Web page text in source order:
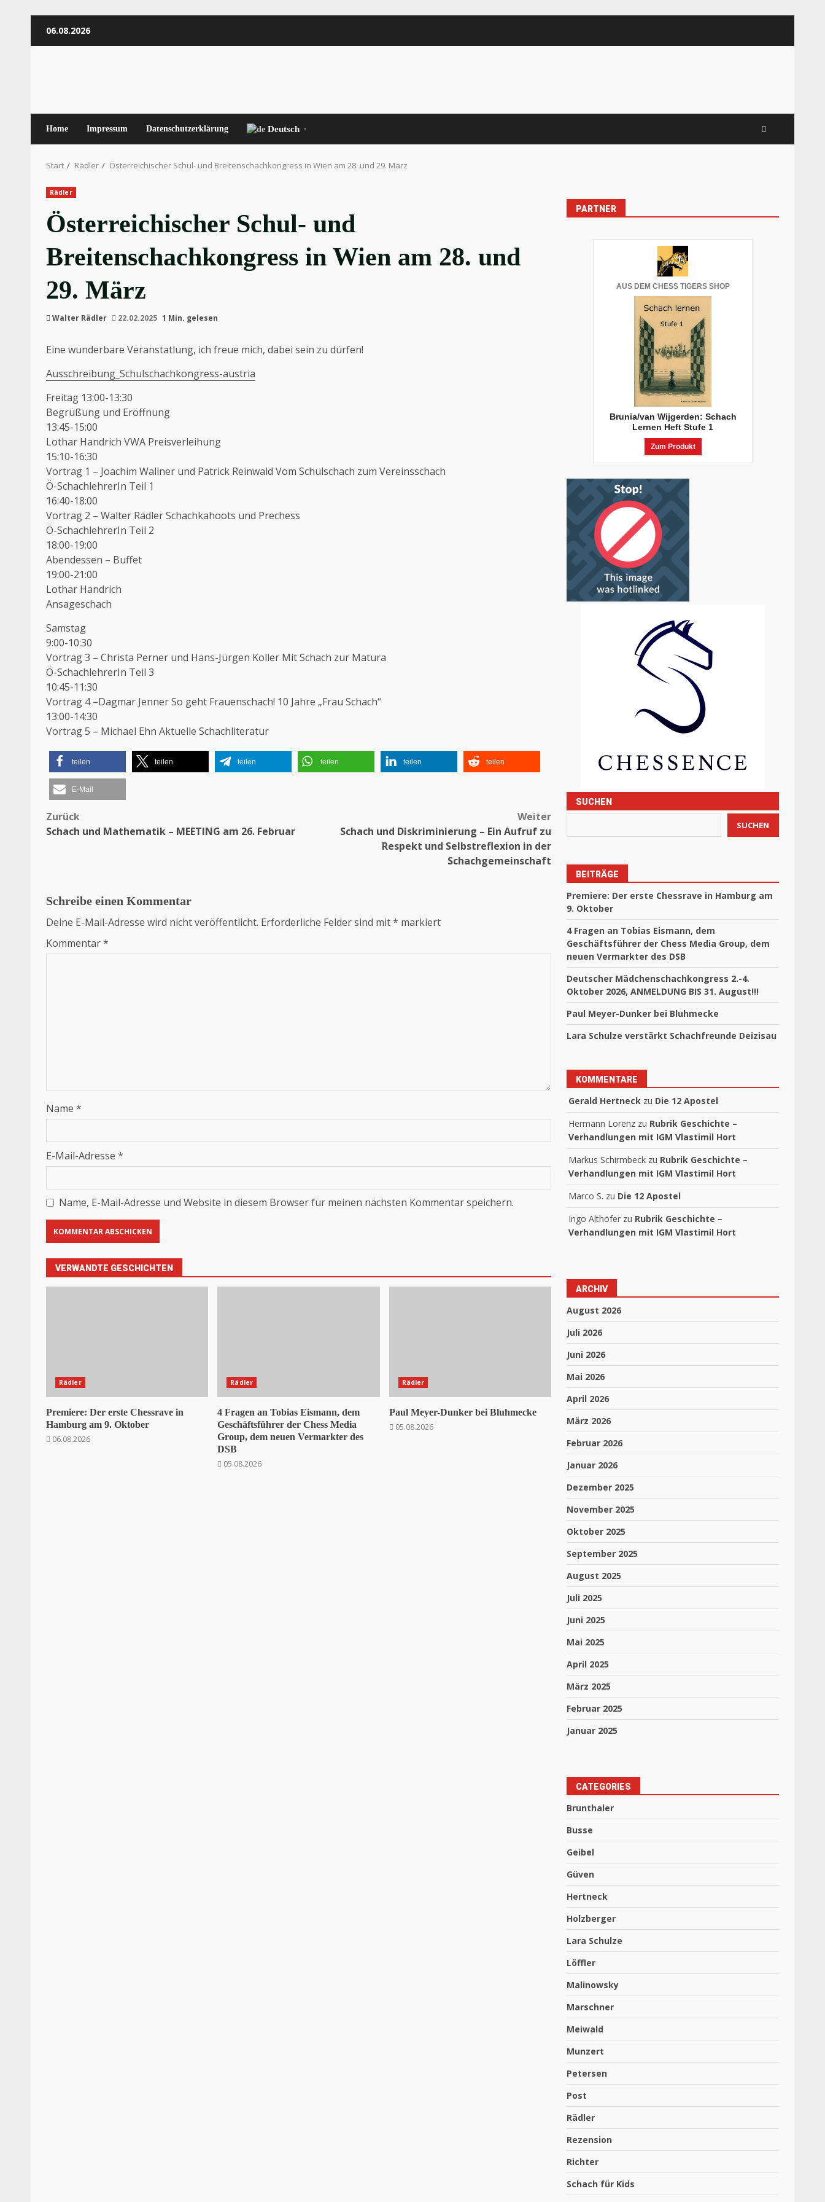
Inhalt06.08.2026
Home Impressum Datenschutzerklärung Deutsch ▼
Start Rädler Österreichischer Schul- und Breitenschachkongress in Wien am 28. und 29. März
Rädler
Österreichischer Schul- und
Breitenschachkongress in Wien am 28. und
29. März
Walter Rädler 22.02.2025 1 Min. gelesen
Eine wunderbare Veranstatlung, ich freue mich, dabei sein zu dürfen!
Ausschreibung_Schulschachkongress-austria
Freitag 13:00-13:30
Begrüßung und Eröffnung
13:45-15:00
Lothar Handrich VWA Preisverleihung
15:10-16:30
Vortrag 1 – Joachim Wallner und Patrick Reinwald Vom Schulschach zum Vereinsschach
Ö-SchachlehrerIn Teil 1
16:40-18:00
Vortrag 2 – Walter Rädler Schachkahoots und Prechess
Ö-SchachlehrerIn Teil 2
18:00-19:00
Abendessen – Buffet
19:00-21:00
Lothar Handrich
Ansageschach
Samstag
9:00-10:30
Vortrag 3 – Christa Perner und Hans-Jürgen Koller Mit Schach zur Matura
Ö-SchachlehrerIn Teil 3
10:45-11:30
Vortrag 4 –Dagmar Jenner So geht Frauenschach! 10 Jahre „Frau Schach“
13:00-14:30
Vortrag 5 – Michael Ehn Aktuelle Schachliteratur
teilen teilen teilen teilen teilen teilen
E-Mail
Beitragsnavigation
Zurück
Schach und Mathematik – MEETING am 26. Februar
Weiter
Schach und Diskriminierung – Ein Aufruf zu
Respekt und Selbstreflexion in der
Schachgemeinschaft
Schreibe einen Kommentar
Deine E-Mail-Adresse wird nicht veröffentlicht. Erforderliche Felder sind mit* markiert
Kommentar*
Name *
E-Mail-Adresse *
Name, E-Mail-Adresse und Website in diesem Browser für meinen nächsten Kommentar speichern.
VERWANDTE GESCHICHTEN
Rädler
Premiere: Der erste Chessrave in
Hamburg am 9. Oktober
06.08.2026
Rädler
4 Fragen an Tobias Eismann, dem
Geschäftsführer der Chess Media
Group, dem neuen Vermarkter des
DSB
05.08.2026
Rädler
Paul Meyer-Dunker bei Bluhmecke
05.08.2026
PARTNER
AUS DEM CHESS TIGERS SHOP
Brunia/van Wijgerden: Schach
Lernen Heft Stufe 1
Zum Produkt
SUCHEN
SUCHEN
BEITRÄGE
Premiere: Der erste Chessrave in Hamburg am
9. Oktober
4 Fragen an Tobias Eismann, dem
Geschäftsführer der Chess Media Group, dem
neuen Vermarkter des DSB
Deutscher Mädchenschachkongress 2.-4.
Oktober 2026, ANMELDUNG BIS 31. August!!!
Paul Meyer-Dunker bei Bluhmecke
Lara Schulze verstärkt Schachfreunde Deizisau
KOMMENTARE
Gerald Hertneck zu Die 12 Apostel
Hermann Lorenz zu Rubrik Geschichte –
Verhandlungen mit IGM Vlastimil Hort
Markus Schirmbeck zu Rubrik Geschichte –
Verhandlungen mit IGM Vlastimil Hort
Marco S. zu Die 12 Apostel
Ingo Althöfer zu Rubrik Geschichte –
Verhandlungen mit IGM Vlastimil Hort
ARCHIV
August 2026
Juli 2026
Juni 2026
Mai 2026
April 2026
März 2026
Februar 2026
Januar 2026
Dezember 2025
November 2025
Oktober 2025
September 2025
August 2025
Juli 2025
Juni 2025
Mai 2025
April 2025
März 2025
Februar 2025
Januar 2025
CATEGORIES
Brunthaler
Busse
Geibel
Güven
Hertneck
Holzberger
Lara Schulze
Löffler
Malinowsky
Marschner
Meiwald
Munzert
Petersen
Post
Rädler
Rezension
Richter
Schach für Kids